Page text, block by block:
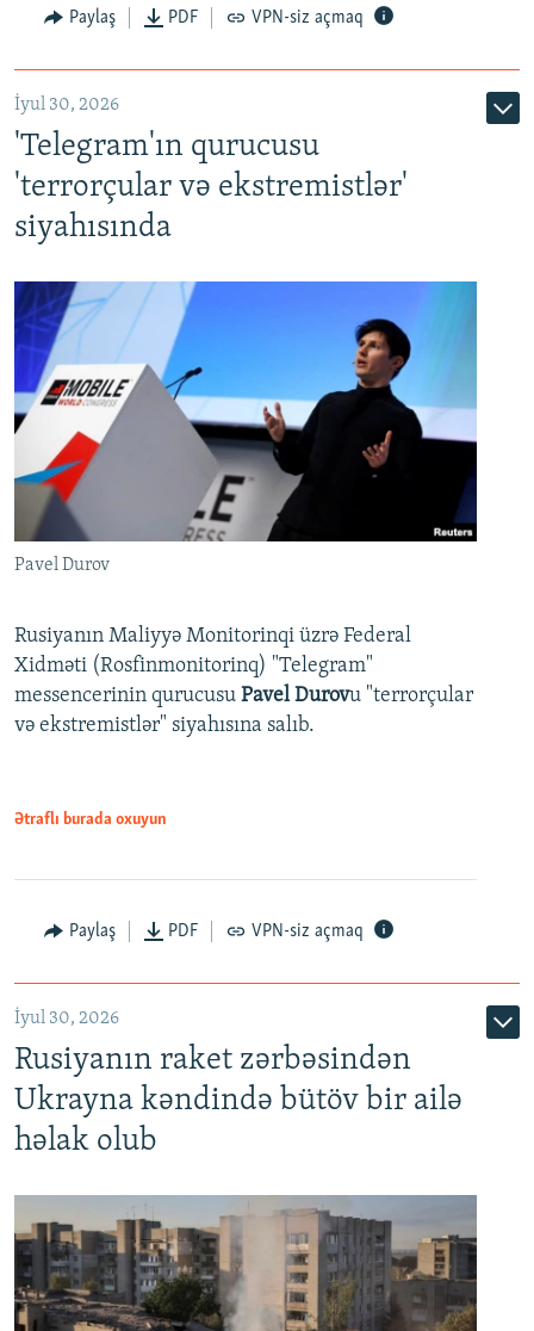
Paylaş PDF VPN-siz açmaq
İyul 30, 2026
'Telegram'ın qurucusu
'terrorçular və ekstremistlər'
siyahısında
Pavel Durov
Rusiyanın Maliyyə Monitorinqi üzrə Federal
Xidməti (Rosfinmonitorinq) "Telegram"
messencerinin qurucusu Pavel Durovu "terrorçular
və ekstremistlər" siyahısına salıb.
Ətraflı burada oxuyun
Paylaş PDF VPN-siz açmaq
İyul 30, 2026
Rusiyanın raket zərbəsindən
Ukrayna kəndində bütöv bir ailə
həlak olub